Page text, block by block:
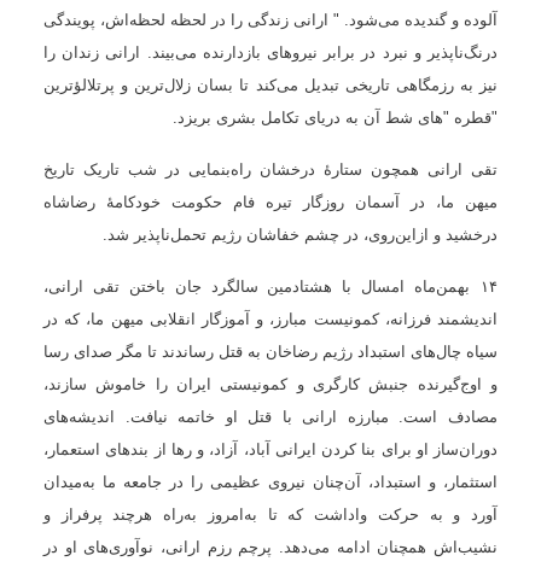
آلوده و گندیده می‌شود. " ارانی زندگی را در لحظه لحظه‌اش، پویندگی
درنگ‌ناپذیر و نبرد در برابر نیروهای بازدارنده می‌بیند. ارانی زندان را
نیز به رزمگاهی تاریخی تبدیل می‌کند تا بسان زلال‌ترین و پرتلالؤترین
"قطره "های شط آن به دریای تکامل بشری بریزد
تقی ارانی همچون ستارهٔ درخشان راه‌بنمایی در شب تاریک تاریخ
میهن ما، در آسمان ‌روزگار تیره فام حکومت خودکامۀ رضاشاه
درخشید و ازاین‌روی، در چشم خفاشان رژیم تحمل‌ناپذیر شد .
بهمن‌ماه امسال با هشتادمین سالگرد جان باختن تقی ارانی،
اندیشمند فرزانه، کمونیست مبارز، و آموزگار انقلابی میهن ما، که در
سیاه چال‌های استبداد رژیم رضاخان به قتل رساندند تا مگر صدای رسا
و اوج‌گیرنده جنبش کارگری و کمونیستی ایران را خاموش سازند،
مصادف است. مبارزه ارانی با قتل او خاتمه نیافت. اندیشه‌های
دوران‌ساز او برای بنا کردن ایرانی آباد، آزاد، و رها از بندهای استعمار،
استثمار، و استبداد، آن‌چنان نیروی عظیمی را در جامعه ما به‌میدان
آورد و به حرکت واداشت که تا به‌امروز به‌راه هرچند پرفراز و
نشیب‌اش همچنان ادامه می‌دهد. پرچم رزم ارانی، نوآوری‌های او در